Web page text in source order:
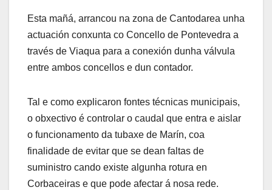
Esta mañá, arrancou na zona de Cantodarea unha
actuación conxunta co Concello de Pontevedra a
través de Viaqua para a conexión dunha válvula
entre ambos concellos e dun contador.
Tal e como explicaron fontes técnicas municipais,
o obxectivo é controlar o caudal que entra e aislar
o funcionamento da tubaxe de Marín, coa
finalidade de evitar que se dean faltas de
suministro cando existe algunha rotura en
Corbaceiras e que pode afectar á nosa rede.